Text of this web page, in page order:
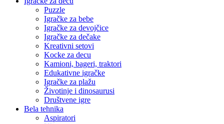
Puzzle
Igračke za bebe
Igračke za devojčice
Igračke za dečake
Kreativni setovi
Kocke za decu
Kamioni, bageri, traktori
Edukativne igračke
Igračke za plažu
Životinje i dinosaurusi
Društvene igre
Bela tehnika
Aspiratori